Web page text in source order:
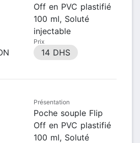
Off en PVC plastifié
100 ml, Soluté
injectable
Prix
14 DHS
Présentation
Poche souple Flip
Off en PVC plastifié
100 ml, Soluté